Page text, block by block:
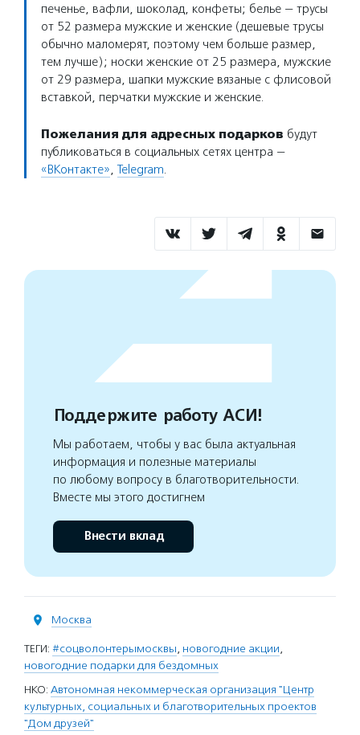
печенье, вафли, шоколад, конфеты; белье — трусы
от 52 размера мужские и женские (дешевые трусы
обычно маломерят, поэтому чем больше размер,
тем лучше); носки женские от 25 размера, мужские
от 29 размера, шапки мужские вязаные с флисовой
вставкой, перчатки мужские и женские.
Пожелания для адресных подарков будут
публиковаться в социальных сетях центра —
«ВКонтакте»,Telegram.
Поддержите работу АСИ!
Мы работаем, чтобы у вас была актуальная
информация и полезные материалы
по любому вопросу в благотворительности.
Вместе мы этого достигнем
Внести вклад
Москва
ТЕГИ: #соцволонтерымосквы, новогодние акции,
новогодние подарки для бездомных
НКО: Автономная некоммерческая организация "Центр
культурных, социальных и благотворительных проектов
"Дом друзей"